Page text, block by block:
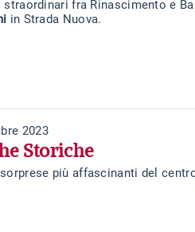
straordinari fra Rinascimento e
in Strada Nuova.
2023
Storiche
più affascinanti del